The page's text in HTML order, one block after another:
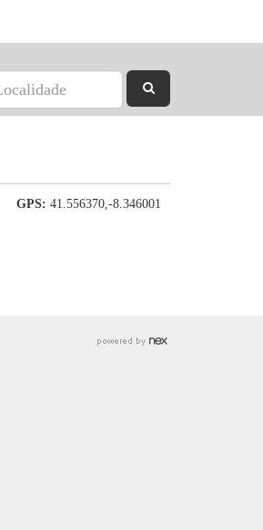
GPS: 41.556370,-8.346001